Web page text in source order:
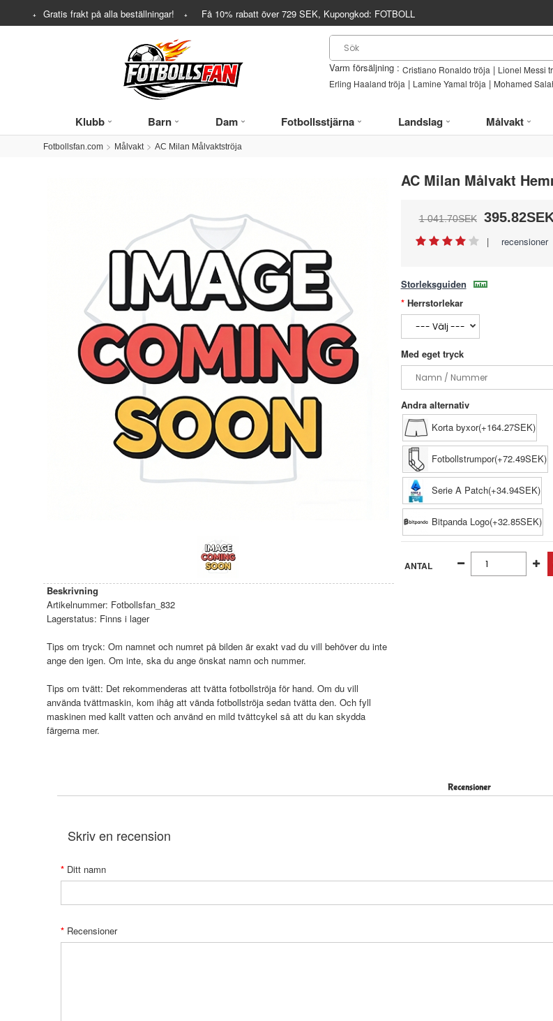
Gratis frakt på alla beställningar! Få 10% rabatt över729 SEK, Kupongkod: FOTBOLL
Varm försäljning : Cristiano Ronaldo tröja | Lionel Messi
Erling Haaland tröja | Lamine Yamal tröja | Mohamed
Klubb Barn Dam Fotbollsstjärna Landslag Målvakt
Fotbollsfan.com Målvakt AC Milan Målvaktströja
Beskrivning
Artikelnummer: Fotbollsfan_832
Lagerstatus: Finns i lager
Tips om tryck: Om namnet och numret på bilden är exakt vad du vill behöver du inte
ange den igen. Om inte, ska du ange önskat namn och nummer.
Tips om tvätt: Det rekommenderas att tvätta fotbollströja för hand. Om du vill
använda tvättmaskin, kom ihåg att vända fotbollströja sedan tvätta den. Och fyll
maskinen med kallt vatten och använd en mild tvättcykel så att du kan skydda
färgerna mer.
AC Milan Målvakt
1 041.70SEK
| recensioner
Storleksguiden
Herrstorlekar
Med eget tryck
Andra alternativ
Korta byxor(+164.27SEK)
Fotbollstrumpor(+72.49SEK)
Serie A Patch(+34.94SEK)
Bitpanda Logo(+32.85SEK)
ANTAL
Recensioner
Skriv en recension
Ditt namn
Recensioner